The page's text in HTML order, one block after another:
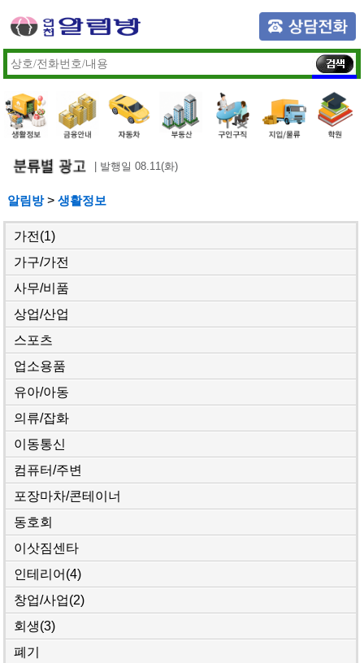
| 발행일 08.11(화)
알림방> 생활정보
가전 (1)
가구/가전
사무/비품
상업/산업
스포츠
업소용품
유아/아동
의류/잡화
이동통신
컴퓨터/주변
포장마차/콘테이너
동호회
이삿짐센타
인테리어 (4)
창업/사업(2)
회생(3)
폐기